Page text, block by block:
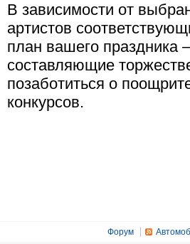
В зависимости от
артистов
план вашего праздника
составляющие
позаботиться о
конкурсов.
Форум